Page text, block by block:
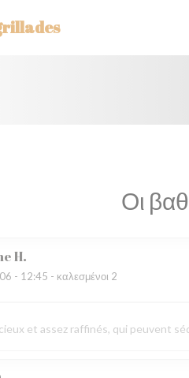
Οι
H
- 12:45 - καλεσμένοι 2
et assez raffinés, qui peuvent